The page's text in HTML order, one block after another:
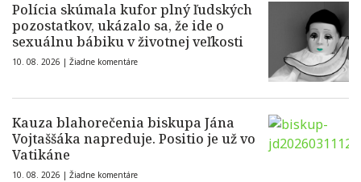
Polícia skúmala kufor plný ľudských
pozostatkov, ukázalo sa, že ide o
sexuálnu bábiku v životnej veľkosti
10. 08. 2026 | Žiadne komentáre
Kauza blahorečenia biskupa Jána
Vojtaššáka napreduje. Positio je už vo
Vatikáne
10. 08. 2026 | Žiadne komentáre